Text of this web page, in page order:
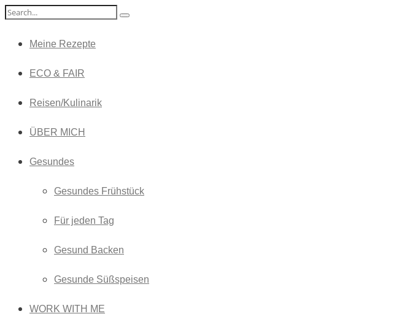
Meine Rezepte
ECO & FAIR
Reisen/Kulinarik
ÜBER MICH
Gesundes
Gesundes Frühstück
Für jeden Tag
Gesund Backen
Gesunde Süßspeisen
WORK WITH ME